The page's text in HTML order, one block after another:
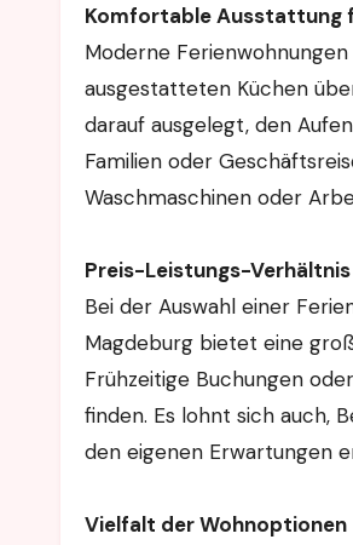
Komfortable Ausstattung
Moderne
ausgestatteten Küchen
darauf ausgelegt, den
Familien oder
Waschmaschinen oder
Preis-Leistungs-
Bei der Auswahl einer
Magdeburg bietet eine
Frühzeitige Buchungen
finden. Es lohnt sich auch,
den eigenen Erwartungen
Vielfalt der Wohnoptionen